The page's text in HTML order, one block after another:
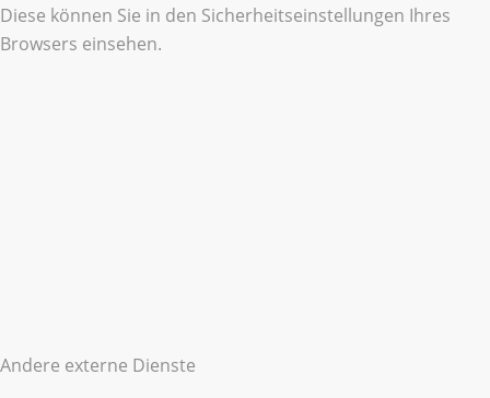
Diese können Sie in den Sicherheitseinstellungen Ihres
Browsers einsehen.
Andere externe Dienste